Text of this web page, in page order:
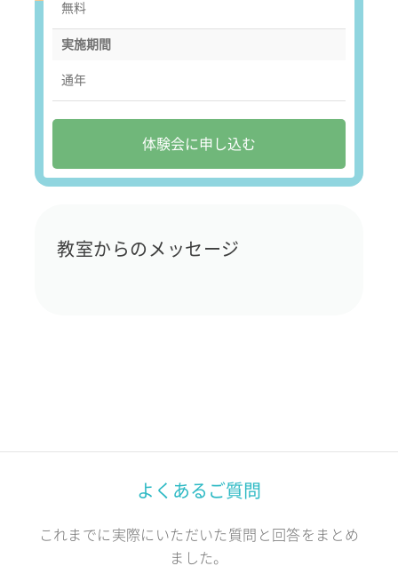
無料
実施期間
通年
体験会に申し込む
教室からのメッセージ
よくあるご質問
これまでに実際にいただいた質問と回答をまとめ
ました。